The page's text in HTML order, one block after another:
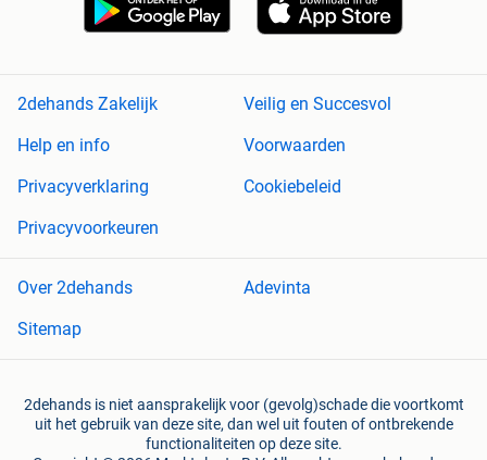
2dehands Zakelijk
Veilig en Succesvol
Help en info
Voorwaarden
Privacyverklaring
Cookiebeleid
Privacyvoorkeuren
Over 2dehands
Adevinta
Sitemap
2dehands is niet aansprakelijk voor (gevolg)schade die voortkomt
uit het gebruik van deze site, dan wel uit fouten of ontbrekende
functionaliteiten op deze site.